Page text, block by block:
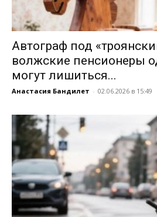
Автограф под
волжские пенсионеры
могут лишиться...
Анастасия Бандилет - 02.06.2026 в 15:49